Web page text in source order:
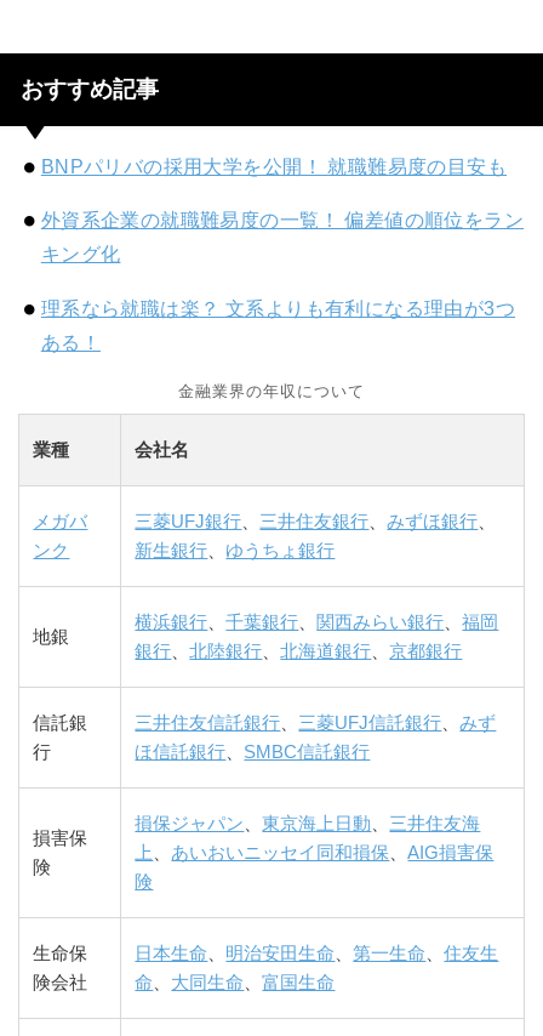
おすすめ記事
BNPパリバの採用大学を公開！ 就職難易度の目安も
外資系企業の就職難易度の一覧！ 偏差値の順位をラン
キング化
理系なら就職は楽？ 文系よりも有利になる理由が3つ
ある！
金融業界の年収について
業種 会社名
メガバ
ンク
三菱UFJ銀行、三井住友銀行、みずほ銀行、
新生銀行、 ゆうちょ銀行
地銀
横浜銀行、千葉銀行、 関西みらい銀行、福岡
銀行、北陸銀行、北海道銀行、京都銀行
信託銀
行
三井住友信託銀行、三菱UFJ信託銀行、みず
ほ信託銀行、 SMBC信託銀行
損害保
険
損保ジャパン、東京海上日動、三井住友海
上、 あいおいニッセイ同和損保、AIG損害保
険
生命保
険会社
日本生命、 明治安田生命、第一生命、住友生
命、 大同生命、富国生命